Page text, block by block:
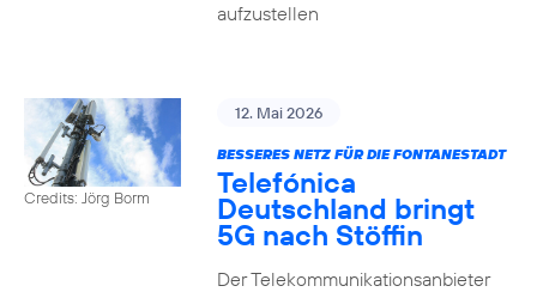
aufzustellen
Credits: Jörg Borm
12. Mai 2026
BESSERES NETZ FÜR DIE FONTANESTADT
Telefónica
Deutschland bringt
5G nach Stöffin
Der Telekommunikationsanbieter